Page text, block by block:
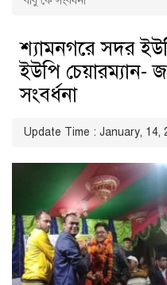
শ্যামনগরে সদর
ইউপি চেয়ারম্যান-
সংবর্ধনা
Update Time : January, 14,